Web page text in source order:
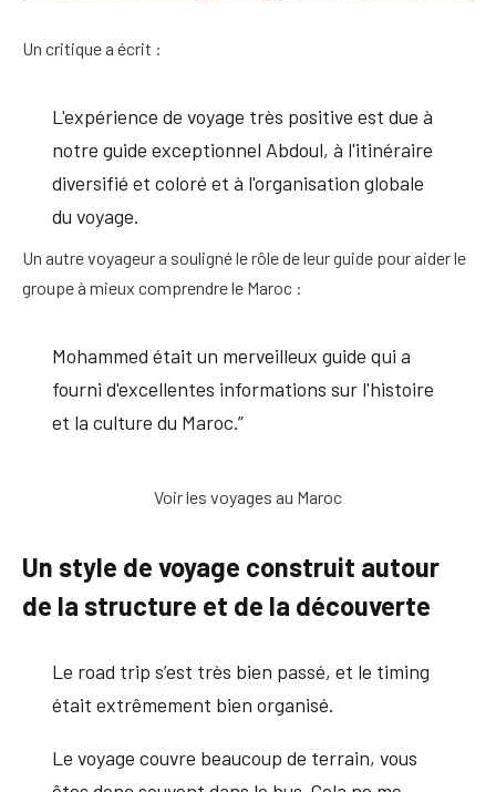
Un critique a écrit :
L'expérience de voyage très positive est due à
notre guide exceptionnel Abdoul, à l'itinéraire
diversifié et coloré et à l'organisation globale
du voyage.
Un autre voyageur a souligné le rôle de leur guide pour aider le
groupe à mieux comprendre le Maroc :
Mohammed était un merveilleux guide qui a
fourni d'excellentes informations sur l'histoire
et la culture du Maroc.”
Voir les voyages au Maroc
Un style de voyage construit autour
de la structure et de la découverte
Le road trip s’est très bien passé, et le timing
était extrêmement bien organisé.
Le voyage couvre beaucoup de terrain, vous